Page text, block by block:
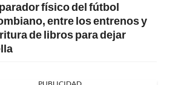
físico del fútbol
entre los entrenos y
de libros para dejar